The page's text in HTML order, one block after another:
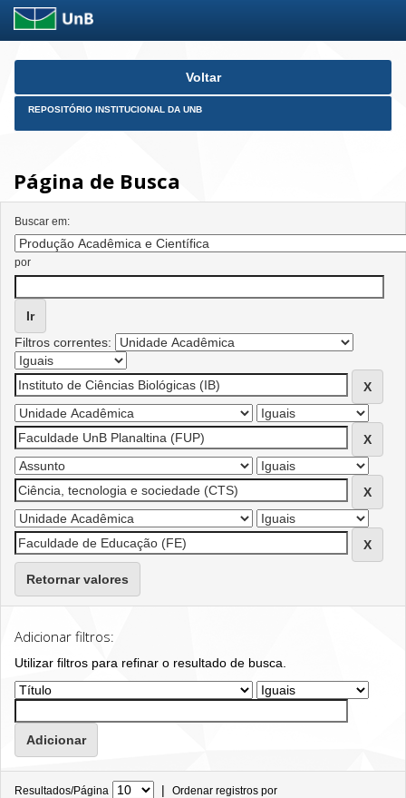
Skip
Voltar
REPOSITÓRIO INSTITUCIONAL DA UNB
Página de Busca
Buscar em:
por
Filtros correntes:
Retornar valores
Adicionar filtros:
Utilizar filtros para refinar o resultado de busca.
Resultados/Página | Ordenar registros por